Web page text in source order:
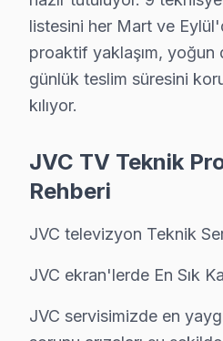
Güç kartı: Başakşehir'de
Anakart: Başakşehir'de bu
» Başakşehir'de tüm JVC
JVC televizyonunuz
JVC TV'lerde gözlemlenen
• Başakşehir'de Ekran
• Başakşehir'de Ses
• Başakşehir'de Kart
listesini her Mart ve
proaktif yaklaşım, yoğun
günlük teslim süresini
kılıyor.
JVC TV Teknik
Rehberi
JVC televizyon Teknik
JVC ekran'lerde En Sık
JVC servisimizde en